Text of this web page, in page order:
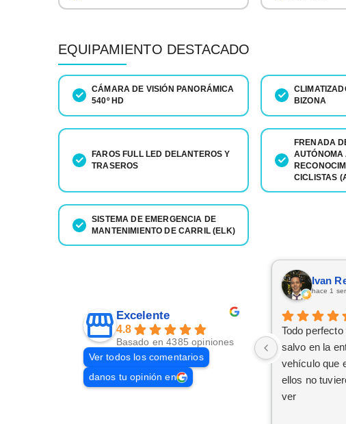
EQUIPAMIENTO DESTACADO
CÁMARA DE VISIÓN PANORÁMICA
540º HD
BIZONA
FAROS FULL LED DELANTEROS Y
TRASEROS
FRENADA
AUTÓNOMA
CICLISTAS
SISTEMA DE EMERGENCIA DE
MANTENIMIENTO DE CARRIL (ELK)
Excelente
4.8
Basado en 4385 opiniones
Ver todos los comentarios
danos tu opinión en
Ivan
hace 1
Todo
salvo en la
vehículo que
ellos no
ver